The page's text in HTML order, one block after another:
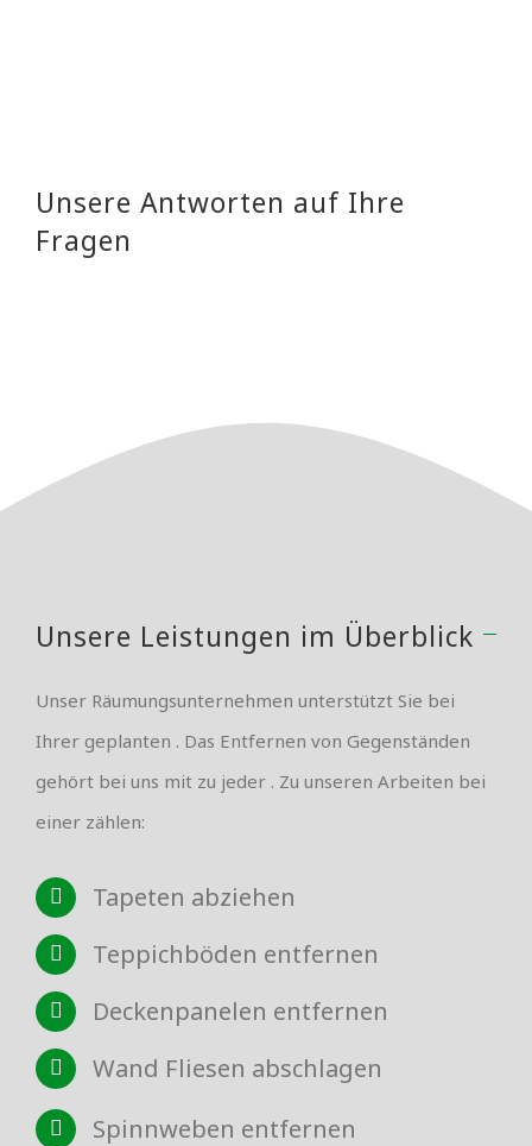
Unsere Antworten auf Ihre
Fragen
Unsere Leistungen im Überblick
Unser Räumungsunternehmen unterstützt Sie bei
Ihrer geplanten . Das Entfernen von Gegenständen
gehört bei uns mit zu jeder . Zu unseren Arbeiten bei
einer zählen:
Tapeten abziehen
Teppichböden entfernen
Deckenpanelen entfernen
Wand Fliesen abschlagen
Spinnweben entfernen